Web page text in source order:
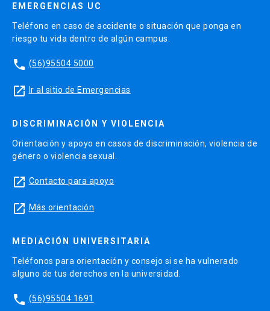
EMERGENCIAS UC
Teléfono en caso de accidente o situación que ponga en
riesgo tu vida dentro de algún campus.
phone (56)95504 5000
launch Ir al sitio de Emergencias
DISCRIMINACIÓN Y VIOLENCIA
Orientación y apoyo en casos de discriminación, violencia de
género o violencia sexual.
launch Contacto para apoyo
launch Más orientación
MEDIACIÓN UNIVERSITARIA
Teléfonos para orientación y consejo si se ha vulnerado
alguno de tus derechos en la universidad.
phone (56)95504 1691